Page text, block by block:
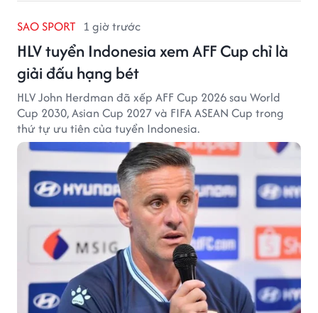
SAO SPORT 1 giờ trước
HLV tuyển Indonesia xem AFF Cup chỉ là
giải đấu hạng bét
HLV John Herdman đã xếp AFF Cup 2026 sau World
Cup 2030, Asian Cup 2027 và FIFA ASEAN Cup trong
thứ tự ưu tiên của tuyển Indonesia.